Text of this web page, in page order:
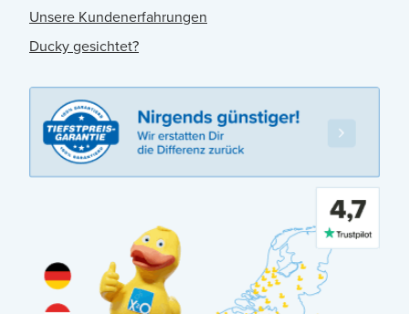
Unsere Kundenerfahrungen
Ducky gesichtet?